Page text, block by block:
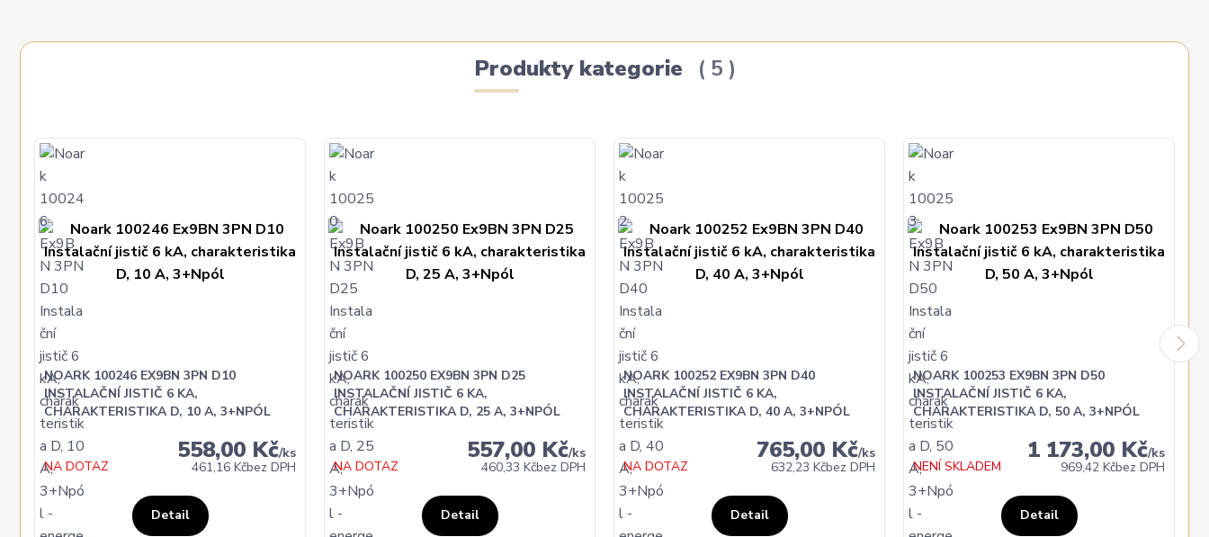
Produkty kategorie 5
NOARK 100246 EX9BN 3PN D10
INSTALAČNÍ JISTIČ 6 KA,
CHARAKTERISTIKA D, 10 A, 3+NPÓL
558,00 Kč/ks
461,16 Kčbez DPH
NA DOTAZ
Detail
NOARK 100250 EX9BN 3PN D25
INSTALAČNÍ JISTIČ 6 KA,
CHARAKTERISTIKA D, 25 A, 3+NPÓL
557,00 Kč/ks
460,33 Kčbez DPH
NA DOTAZ
Detail
NOARK 100252 EX9BN 3PN D40
INSTALAČNÍ JISTIČ 6 KA,
CHARAKTERISTIKA D, 40 A, 3+NPÓL
765,00 Kč/ks
632,23 Kčbez DPH
NA DOTAZ
Detail
NOARK 100253 EX9BN 3PN D50
INSTALAČNÍ JISTIČ 6 KA,
CHARAKTERISTIKA D, 50 A, 3+NPÓL
1 173,00 Kč/ks
969,42 Kčbez DPH
NENÍ SKLADEM
Detail